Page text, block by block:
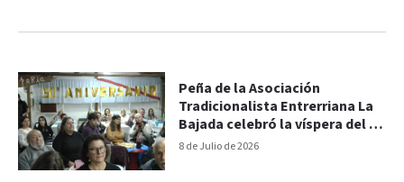
8 de Julio de 2026
Peña de la Asociación
Tradicionalista Entrerriana La
Bajada celebró la víspera del 9
de Julio